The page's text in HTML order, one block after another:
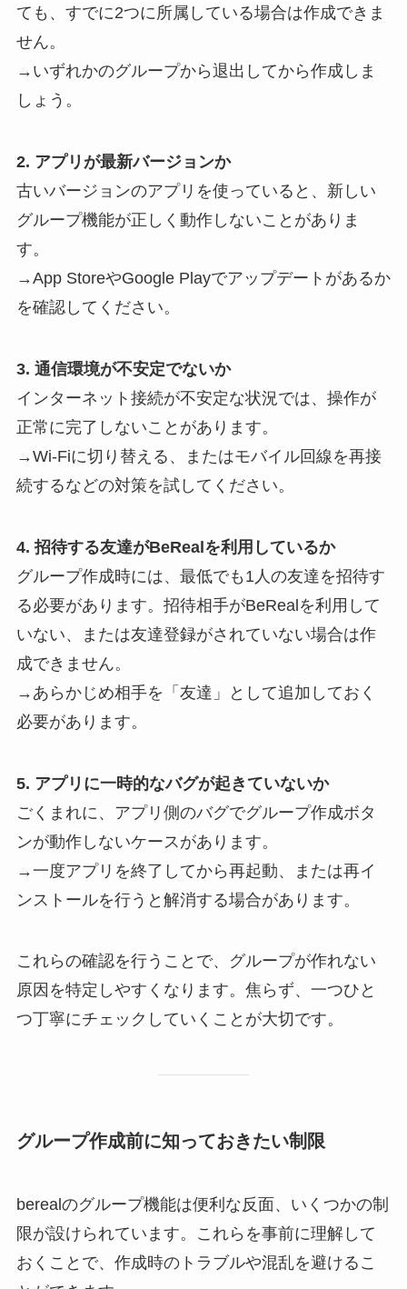
ても、すでに2つに所属している場合は作成できま
せん。
→いずれかのグループから退出してから作成しま
しょう。
2. アプリが最新バージョンか
古いバージョンのアプリを使っていると、新しい
グループ機能が正しく動作しないことがありま
す。
→App StoreやGoogle Playでアップデートがあるか
を確認してください。
3. 通信環境が不安定でないか
インターネット接続が不安定な状況では、操作が
正常に完了しないことがあります。
→Wi-Fiに切り替える、またはモバイル回線を再接
続するなどの対策を試してください。
4. 招待する友達がBeRealを利用しているか
グループ作成時には、最低でも1人の友達を招待す
る必要があります。招待相手がBeRealを利用して
いない、または友達登録がされていない場合は作
成できません。
→あらかじめ相手を「友達」として追加しておく
必要があります。
5. アプリに一時的なバグが起きていないか
ごくまれに、アプリ側のバグでグループ作成ボタ
ンが動作しないケースがあります。
→一度アプリを終了してから再起動、または再イ
ンストールを行うと解消する場合があります。
これらの確認を行うことで、グループが作れない
原因を特定しやすくなります。焦らず、一つひと
つ丁寧にチェックしていくことが大切です。
グループ作成前に知っておきたい制限
berealのグループ機能は便利な反面、いくつかの制
限が設けられています。これらを事前に理解して
おくことで、作成時のトラブルや混乱を避けるこ